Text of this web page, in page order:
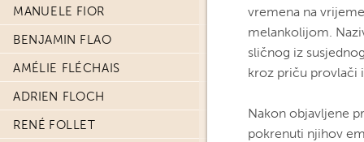
MANUELE FIOR
BENJAMIN FLAO
AMÉLIE FLÉCHAIS
ADRIEN FLOCH
RENÉ FOLLET
vremena na
melankolijom.
sličnog iz
kroz priču provlači
Nakon objavljene
pokrenuti njihov